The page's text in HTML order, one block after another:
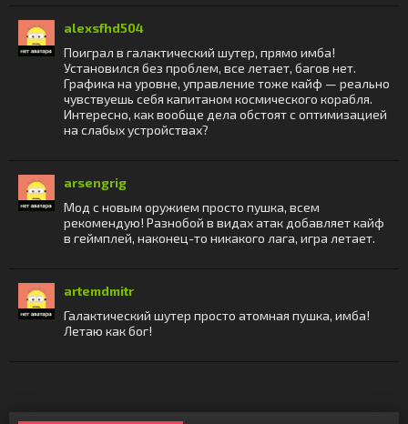
alexsfhd504
Поиграл в галактический шутер, прямо имба!
Установился без проблем, все летает, багов нет.
Графика на уровне, управление тоже кайф — реально
чувствуешь себя капитаном космического корабля.
Интересно, как вообще дела обстоят с оптимизацией
на слабых устройствах?
arsengrig
Мод с новым оружием просто пушка, всем
рекомендую! Разнобой в видах атак добавляет кайф
в геймплей, наконец-то никакого лага, игра летает.
artemdmitr
Галактический шутер просто атомная пушка, имба!
Летаю как бог!